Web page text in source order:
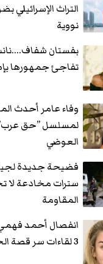
التراث الإسرائيلي
نووية
بفستان
تفاجئ جمهورها
وفاء عامر أحدث
لمسلسل ”حق
العوضي
فضيحة جديدة
سترات مخادعة لا
المقاومة
انفصال أحمد فهمي
3 لقاءات سر قصة الحب بينهما